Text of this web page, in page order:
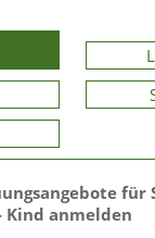
für
Kind anmelden